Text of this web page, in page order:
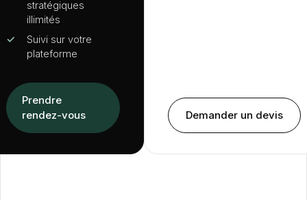
stratégiques
illimités
✓
Suivi sur votre
plateforme
Prendre
rendez-vous
Demander un devis